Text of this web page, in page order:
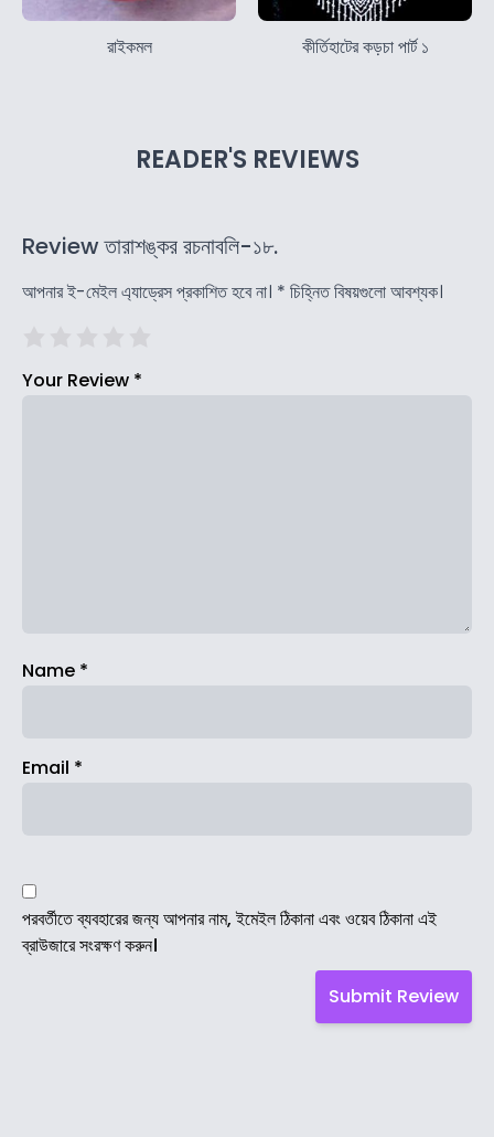
রাইকমল কীর্তিহাটের কড়চা পার্ট ১
READER'S REVIEWS
Review তারাশঙ্কর রচনাবলি-১৮.
আপনার ই-মেইল এ্যাড্রেস প্রকাশিত হবে না। * চিহ্নিত বিষয়গুলো আবশ্যক।
Your Review *
Name *
Email *
পরবর্তীতে ব্যবহারের জন্য আপনার নাম, ইমেইল ঠিকানা এবং ওয়েব ঠিকানা এই
ব্রাউজারে সংরক্ষণ করুন।